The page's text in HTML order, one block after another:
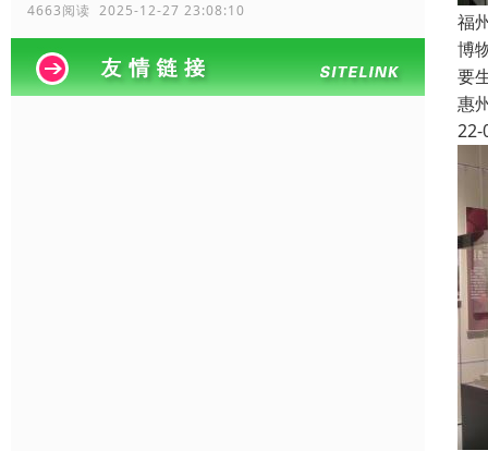
4663阅读 2025-12-27 23:08:10
福
博
要
惠
22-